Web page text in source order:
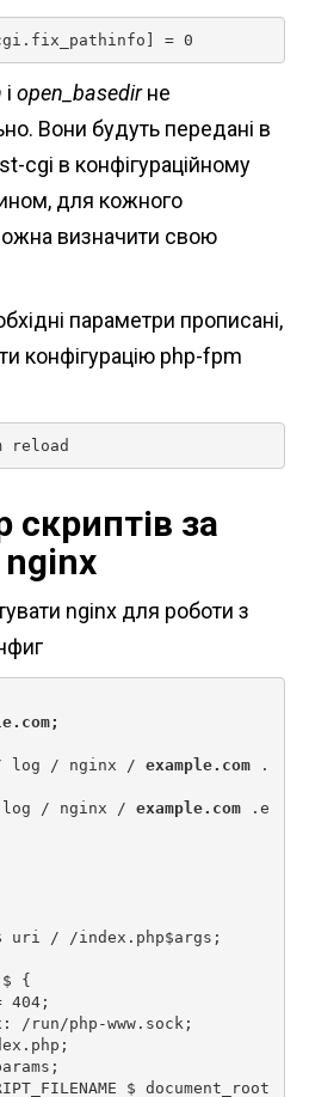
= 0
і open_basedirне
Вони будуть передані в
cgi в конфігураційному
для кожного
визначити свою
параметри прописані,
конфігурацію php-fpm
reload
скриптів за
nginx для роботи з
log / nginx /
example.com .
log / nginx /
example.com .e